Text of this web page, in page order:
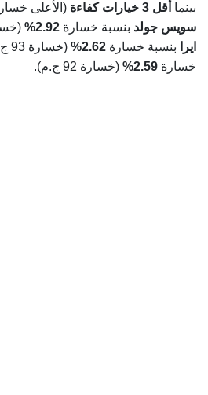
بينما أقل 3 خيارات كفاءة
(الأعلى
سويس جولد بنسبة خسارة 2.92% (خسارة
ايرا
بنسبة خسارة 2.62% (خسارة 93 ج.م)، و (3)
خسارة 2.59% (خسارة 92 ج.م).